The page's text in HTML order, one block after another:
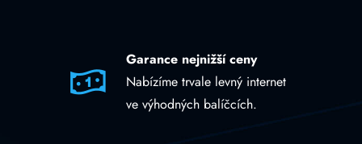
Garance nejnižší ceny
Nabízíme trvale levný internet
ve výhodných balíčcích.